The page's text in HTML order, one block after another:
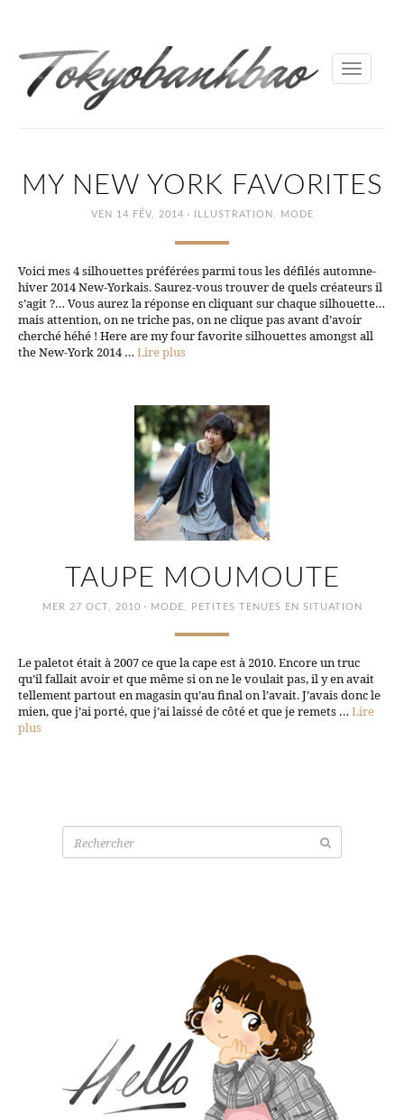
Toggle
MY NEW YORK FAVORITES
VEN 14 FÉV, 2014 · ILLUSTRATION , MODE
Voici mes 4 silhouettes préférées parmi tous les défilés automne-
hiver 2014 New-Yorkais. Saurez-vous trouver de quels créateurs il
s’agit ?… Vous aurez la réponse en cliquant sur chaque silhouette…
mais attention, on ne triche pas, on ne clique pas avant d’avoir
cherché héhé ! Here are my four favorite silhouettes amongst all
the New-York 2014 … Lire plus
TAUPE MOUMOUTE
MER 27 OCT, 2010 · MODE PETITES TENUES EN SITUATION
Le paletot était à 2007 ce que la cape est à 2010. Encore un truc
qu’il fallait avoir et que même si on ne le voulait pas, il y en avait
tellement partout en magasin qu’au final on l’avait. J’avais donc le
mien, que j’ai porté, que j’ai laissé de côté et que je remets … Lire
plus
Recherche
pour: